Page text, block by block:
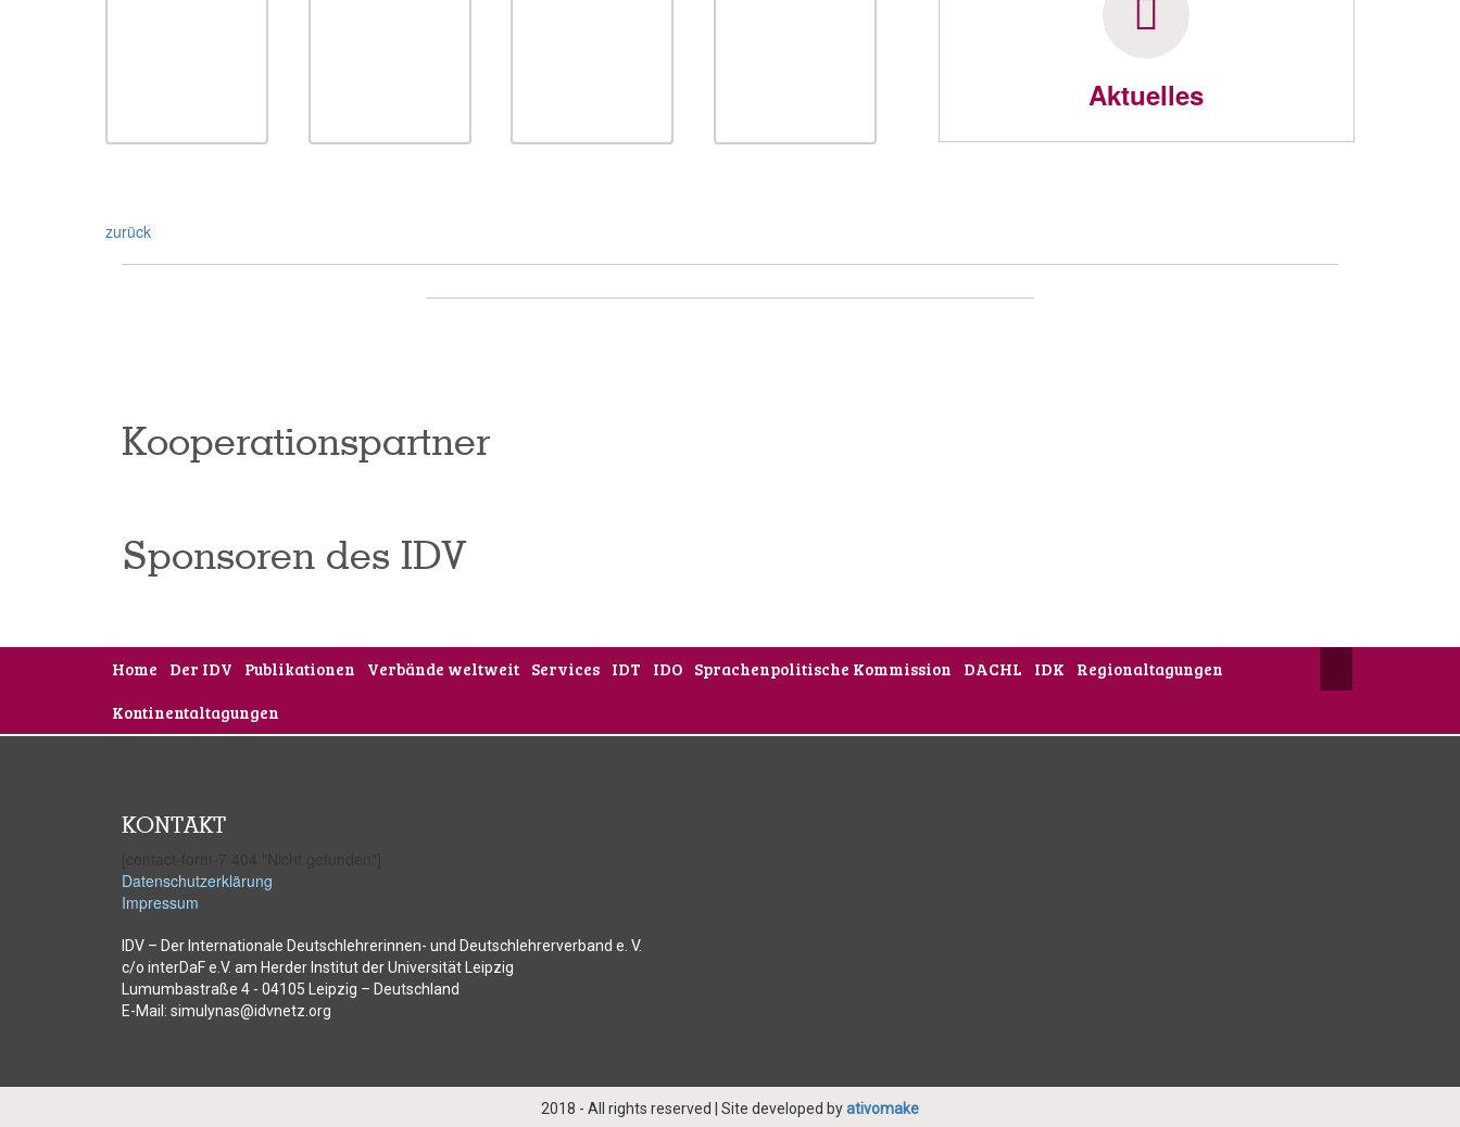
zurück
Aktuelles
Kooperationspartner
Sponsoren des IDV
Home Der IDV Publikationen Verbände weltweit Services IDT IDO Sprachenpolitische Kommission DACHL IDK
Regionaltagungen
Kontinentaltagungen
KONTAKT
Datenschutzerklärung
Impressum
IDV – Der Internationale Deutschlehrerinnen- und Deutschlehrerverband e. V.
c/o interDaF e.V. am Herder Institut der Universität Leipzig
Lumumbastraße 4 - 04105 Leipzig – Deutschland
E-Mail: simulynas@idvnetz.org
2018 - All rights reserved | Site developed byativomake